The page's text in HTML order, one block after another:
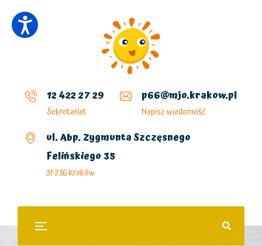
12 422 27 29
Sekretariat
p66@mjo.krakow.pl
Napisz wiadomość
ul. Abp. Zygmunta Szczęsnego
Felińskiego 35
31-236 Kraków